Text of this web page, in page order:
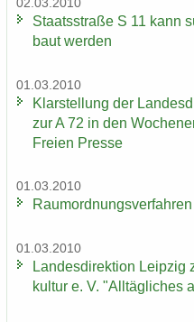
02.03.2010
Staats­stra­ße S 11 kann
baut wer­den
01.03.2010
Klar­stel­lung der
zur A 72 in den
Frei­en Pres­se
01.03.2010
01.03.2010
Lan­des­di­rek­ti­on
kul­tur e. V. "All­täg­li­ches